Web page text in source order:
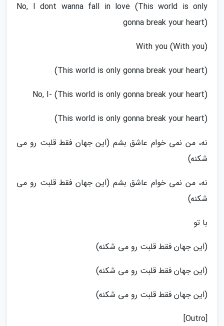
No, I dont wanna fall in love (This world is only
gonna break your heart)
With you (With you)
(This world is only gonna break your heart)
No, I- (This world is only gonna break your heart)
(This world is only gonna break your heart)
نه، من نمی خوام عاشق بشم (این جهان فقط قلبت رو می
شکنه)
نه، من نمی خوام عاشق بشم (این جهان فقط قلبت رو می
شکنه)
با تو
(این جهان فقط قلبت رو می شکنه)
(این جهان فقط قلبت رو می شکنه)
(این جهان فقط قلبت رو می شکنه)
[Outro]